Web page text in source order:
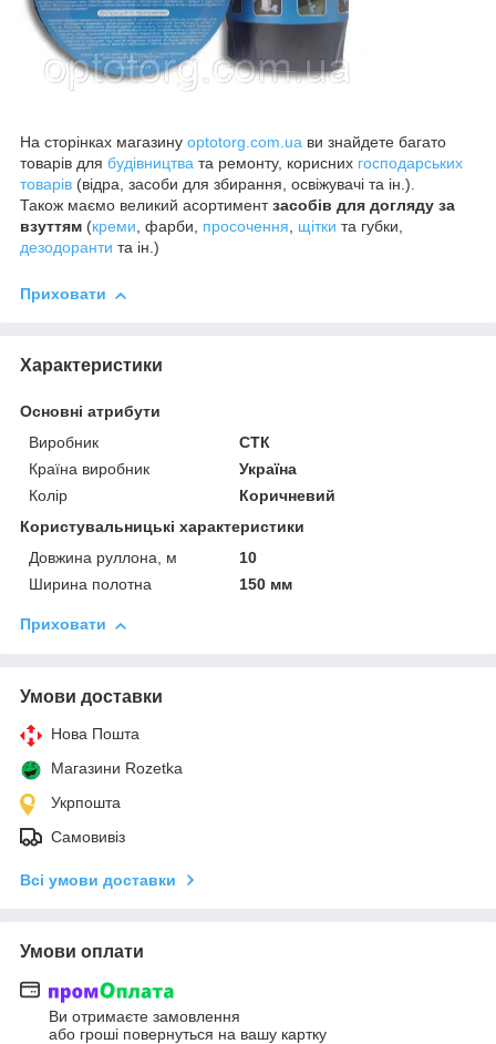
На сторінках магазину optotorg.com.ua ви знайдете багато
товарів для будівництва та ремонту, корисних господарських
товарів (відра, засоби для збирання, освіжувачі та ін.).
Також маємо великий асортиментзасобів для догляду за
взуттям (креми, фарби, просочення, щітки та губки,
дезодоранти та ін.)
Приховати
Характеристики
Основні атрибути
Виробник
СТК
Країна виробник
Україна
Колір
Коричневий
Користувальницькі характеристики
Довжина руллона, м
10
Ширина полотна
150 мм
Приховати
Умови доставки
Нова Пошта
Магазини Rozetka
Укрпошта
Самовивіз
Всі умови доставки
Умови оплати
Ви отримаєте замовлення
або гроші повернуться на вашу картку